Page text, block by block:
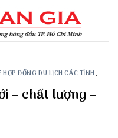
HỢP ĐỒNG DU LỊCH CÁC TỈNH,
– chất lượng –